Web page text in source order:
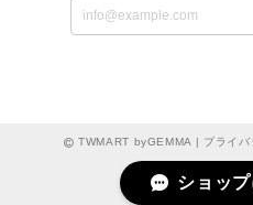
TWMART byGEMMA | プライバ
ショッ